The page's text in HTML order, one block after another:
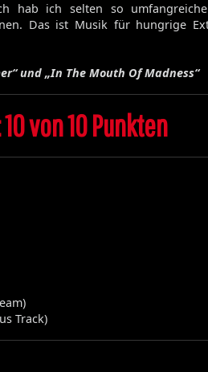
hab ich selten so
Das ist Musik für hungrige
und „In The Mouth Of Madness“
von 10 Punkten
Track)